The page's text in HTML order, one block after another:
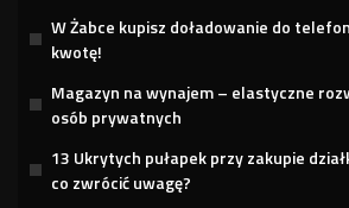
W Żabce kupisz doładowanie do
kwotę!
Magazyn na wynajem – elastyczne
osób prywatnych
13 Ukrytych pułapek przy zakupie
co zwrócić uwagę?